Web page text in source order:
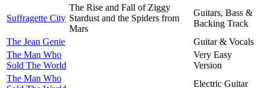
Suffragette City
The Rise and Fall of Ziggy
Stardust and the Spiders from
Mars
Guitars, Bass &
Backing Track
The Jean Genie
Guitar & Vocals
The Man Who
Sold The World
Very Easy
Version
The Man Who
Electric Guitar